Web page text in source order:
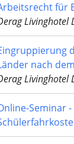
für
Livinghotel
nach
Livinghotel
Seminar